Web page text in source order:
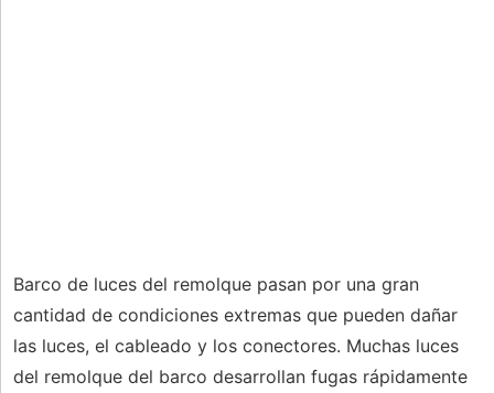
Barco de luces del remolque pasan por una gran
cantidad de condiciones extremas que pueden dañar
las luces, el cableado y los conectores. Muchas luces
del remolque del barco desarrollan fugas rápidamente